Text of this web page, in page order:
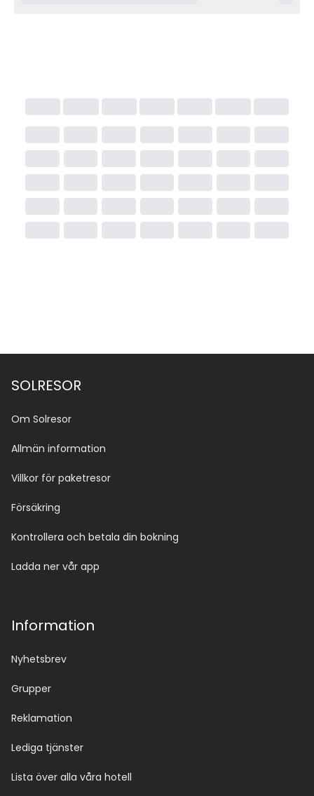
SOLRESOR
Om Solresor
Allmän information
Villkor för paketresor
Försäkring
Kontrollera och betala din bokning
Ladda ner vår app
Information
Nyhetsbrev
Grupper
Reklamation
Lediga tjänster
Lista över alla våra hotell